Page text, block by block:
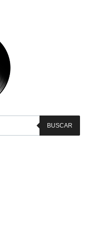
BUSCAR